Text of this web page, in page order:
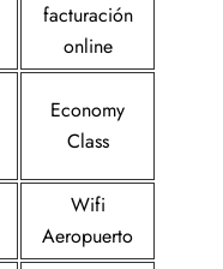
facturación
online
Economy
Class
Wifi
Aeropuerto